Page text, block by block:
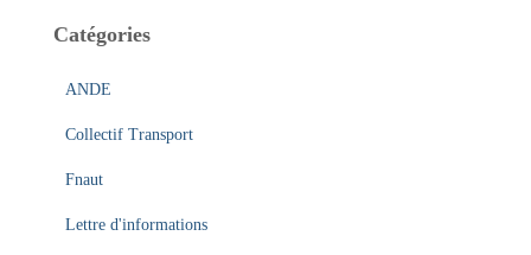
Catégories
ANDE
Collectif Transport
Fnaut
Lettre d'informations